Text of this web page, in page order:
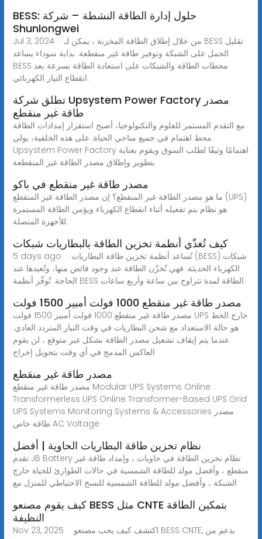
BESS: حلول إدارة الطاقة النشطة – شركة
Shunlongwei
Jul 3, 2024 · من خلال إطلاق الطاقة المخزنة ، يمكن لـ BESS تقليل
الحمل على الشبكة وتوفير طاقة غير منقطعة. بداية سوداء يساعد
BESS محطات الطاقة والشبكات على استعادة الطاقة بسرعة بعد
انقطاع التيار الكهربائي.
تطلق شركة Upsystem Power Factory مصدر
طاقة غير منقطع
مع التقدم المستمر للعلوم والتكنولوجيا، أصبح استقرار إمدادات الطاقة
محط اهتمام في جميع مناحي الحياة. على هذه الخلفية، يولي
Upsystem Power Factory اهتمامًا وثيقًا لطلب السوق ويقوم بعناية
بتطوير وإطلاق مصدر الطاقة غير المنقطعة
مصدر طاقة غير منقطع في باكو
ما هو مصدر الطاقة غير المنقطع؟ إن مصدر الطاقة غير المنقطع (UPS)
هو نظام يتم تفعيله أثناء انقطاع الكهرباء ويؤمن الطاقة المستمرة
للأجهزة المتصلة.
كيف تُغذّي أنظمة تخزين الطاقة بالبطاريات شبكات
5 days ago · تُساعد أنظمة تخزين طاقة البطاريات (BESS) شبكات
الكهرباء الحديثة. فهي تُخزّن الطاقة عند وجود فائض منها، وتُعيدها عند
الحاجة. تُوفّر أنظمة BESS الطاقة لمدة تتراوح بين ساعة وأربع ساعات.
مصدر طاقة غير منقطع 1000 فولت أمبير 1500 فولت
مصدر طاقة غير منقطع 1000 فولت أمبير 1500 فولت UPS خارج الخط
هو حالة الاستعداد مع شحن البطاريات في وقت التيار المتردد العادي.
عندما يتم إيقاف تشغيل مصدر الطاقة بشكل غير متوقع ، لن يقوم
العاكس المدمج في أي وقت بتحويل إخراج
مصدر طاقة غير منقطع
مصدر طاقة غير منقطع Modular UPS Systems Online
Transformerless UPS Online Transformer-Based UPS Grid
UPS Systems Monitoring Systems & Accessories مصدر
طاقة خاص AC Voltage
نظام تخزين طاقة البطاريات الحاوية | أفضل
تقدم JB Battery نظام تخزين الطاقة في حاويات ، وإمداد طاقة غير
منقطع ، وأفضل مولد للطاقة الشمسية في حالات الطوارئ للحياة خارج
الشبكة ، وأفضل مولد للطاقة الشمسية للنسخ الاحتياطي للمنزل مع
كيف يقوم مصنعو BESS مثل CNTE بتمكين الطاقة
النظيفة
Nov 23, 2025 · اكتشف كيف يحب مصنعو BESS CNTE, بدعم من